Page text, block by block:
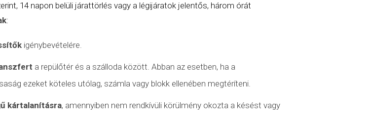
14 napon belüli járattörlés vagy a légijáratok jelentős, három órát
:
igénybevételére.
a repülőtér és a szálloda között. Abban az esetben, ha a
ezeket köteles utólag, számla vagy blokk ellenében megtéríteni.
kártalanításra, amennyiben nem rendkívüli körülmény okozta a késést vagy